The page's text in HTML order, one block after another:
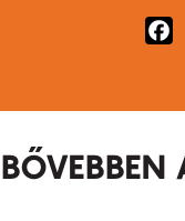
BŐVEBBEN